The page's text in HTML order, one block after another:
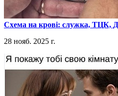
​Схема на крові: служка, ТЦК,
28 нояб. 2025 г.